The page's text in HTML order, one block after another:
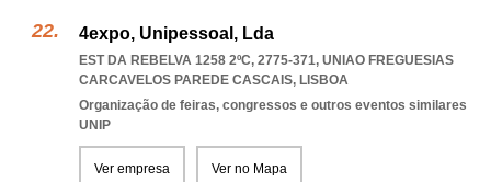
4expo, Unipessoal, Lda
EST DA REBELVA 1258 2ºC, 2775-371, UNIAO FREGUESIAS
CARCAVELOS PAREDE CASCAIS, LISBOA
Organização de feiras, congressos e outros eventos similares
UNIP
Ver empresa Ver no Mapa